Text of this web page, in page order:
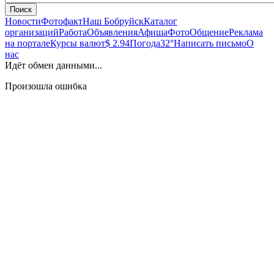
Поиск
НовостиФотофактНаш БобруйскКаталог
организацийРаботаОбъявленияАфишаФотоОбщениеРеклама
на порталеКурсы валют$ 2.94Погода32°Написать письмоО
нас
Идёт обмен данными...
Произошла ошибка